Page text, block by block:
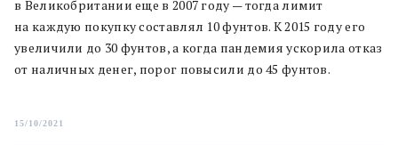
в Великобритании еще в 2007 году — тогда лимит
на каждую покупку составлял 10 фунтов. К 2015 году его
увеличили до 30 фунтов, а когда пандемия ускорила отказ
от наличных денег, порог повысили до 45 фунтов.
15/10/2021